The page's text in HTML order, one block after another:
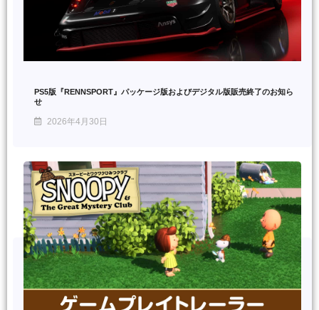
PS5版『RENNSPORT』パッケージ版およびデジタル版販売終了のお知ら
せ
2026年4月30日